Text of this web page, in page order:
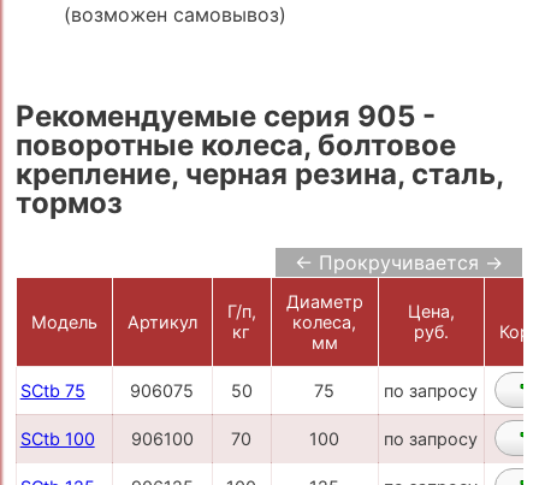
(возможен самовывоз)
Рекомендуемые серия 905 -
поворотные колеса, болтовое
крепление, черная резина, сталь,
тормоз
← Прокручивается →
Модель Артикул
Г/п,
кг
Диаметр
колеса,
мм
Цена,
руб.
SCtb 75 906075 50 75 по запросу
SCtb 100 906100 70 100 по запросу